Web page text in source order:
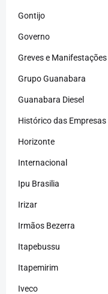
Gontijo
Governo
Greves e Manifestações
Grupo Guanabara
Guanabara Diesel
Histórico das Empresas
Horizonte
Internacional
Ipu Brasilia
Irizar
Irmãos Bezerra
Itapebussu
Itapemirim
Iveco